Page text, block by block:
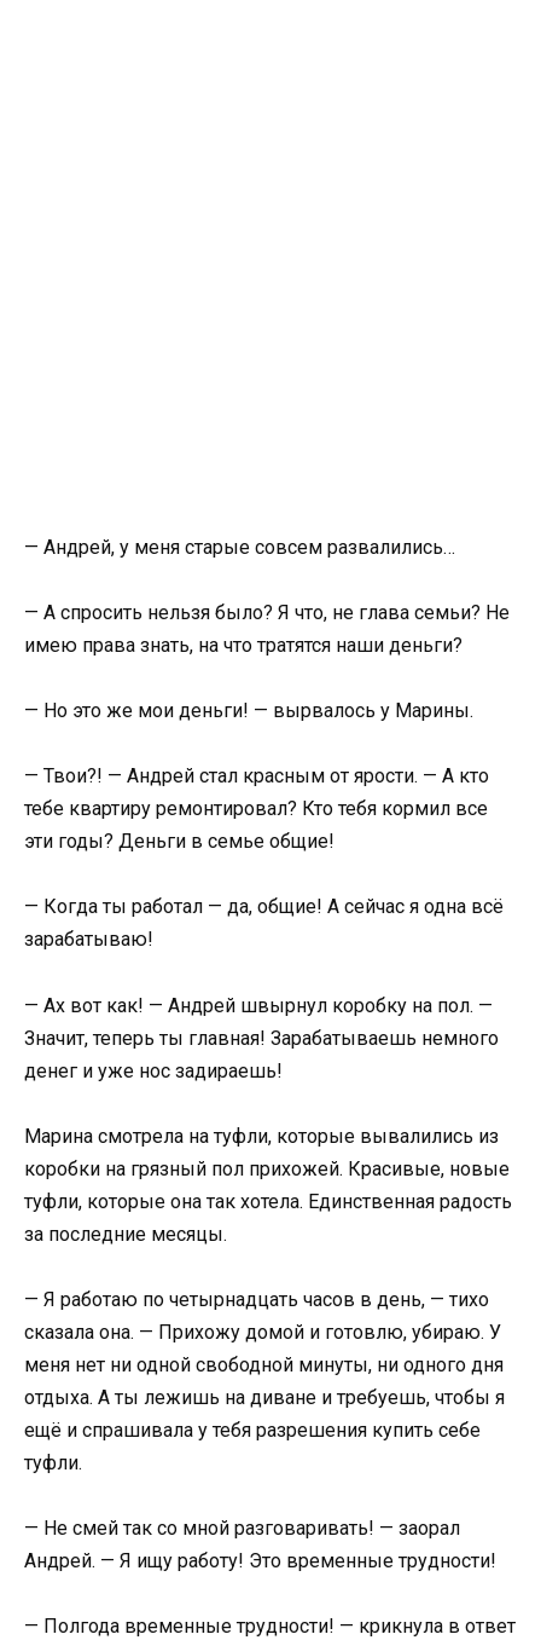
— Андрей, у меня старые совсем развалились…
— А спросить нельзя было? Я что, не глава семьи? Не
имею права знать, на что тратятся наши деньги?
— Но это же мои деньги! — вырвалось у Марины.
— Твои?! — Андрей стал красным от ярости. — А кто
тебе квартиру ремонтировал? Кто тебя кормил все
эти годы? Деньги в семье общие!
— Когда ты работал — да, общие! А сейчас я одна всё
зарабатываю!
— Ах вот как! — Андрей швырнул коробку на пол. —
Значит, теперь ты главная! Зарабатываешь немного
денег и уже нос задираешь!
Марина смотрела на туфли, которые вывалились из
коробки на грязный пол прихожей. Красивые, новые
туфли, которые она так хотела. Единственная радость
за последние месяцы.
— Я работаю по четырнадцать часов в день, — тихо
сказала она. — Прихожу домой и готовлю, убираю. У
меня нет ни одной свободной минуты, ни одного дня
отдыха. А ты лежишь на диване и требуешь, чтобы я
ещё и спрашивала у тебя разрешения купить себе
туфли.
— Не смей так со мной разговаривать! — заорал
Андрей. — Я ищу работу! Это временные трудности!
— Полгода временные трудности! — крикнула в ответ